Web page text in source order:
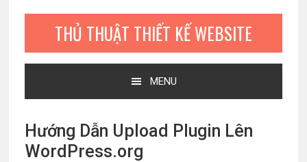
THỦ THUẬT THIẾT KẾ WEBSITE
MENU
Hướng Dẫn Upload Plugin Lên
WordPress.org